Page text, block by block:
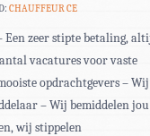
CHAUFFEUR CE
Een zeer stipte betaling,
vacatures voor vaste
opdrachtgevers – Wij
– Wij bemiddelen jou
wij stippelen